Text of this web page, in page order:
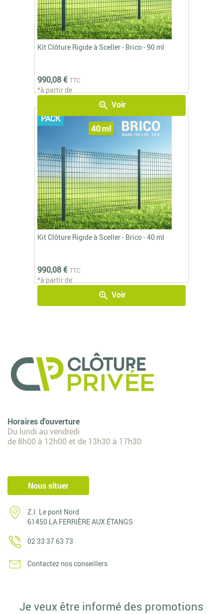
Kit Clôture Rigide à Sceller - Brico - 90 ml
990,08 € TTC
*à partir de
zoom_in Voir
Kit Clôture Rigide à Sceller - Brico - 40 ml
990,08 € TTC
*à partir de
zoom_in Voir
PACK
Horaires d'ouverture
Du lundi au vendredi
de 8h00 à 12h00 et de 13h30 à 17h30
Nous situer
Z.I. Le pont Nord
61450 LA FERRIÈRE AUX ÉTANGS
02 33 37 63 73
Contactez nos conseillers
Je veux être informé des promotions